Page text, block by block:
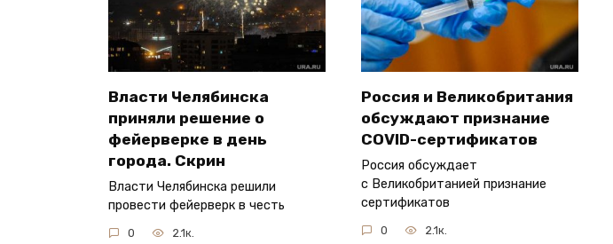
Власти Челябинска
приняли решение о
фейерверке в день
города. Скрин
Власти Челябинска решили
провести фейерверк в честь
0 2.1к.
Россия и Великобритания
обсуждают признание
COVID-сертификатов
Россия обсуждает
с Великобританией признание
сертификатов
0 2.1к.